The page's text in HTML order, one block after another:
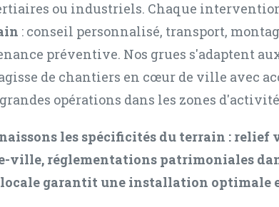
ou industriels. Chaque
: conseil personnalisé, transport,
préventive. Nos grues s'adaptent
de chantiers en cœur de ville avec
grandes opérations dans les zones
les spécificités du terrain : relief
ville, réglementations patrimoniales
garantit une installation optimale